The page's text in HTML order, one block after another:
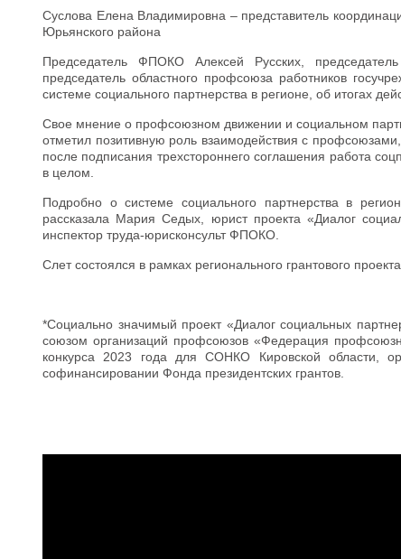
Суслова Елена Владимировна – представитель
Юрьянского района
Председатель ФПОКО Алексей Русских,
председатель областного профсоюза работников
системе социального партнерства в регионе, об итогах
Свое мнение о профсоюзном движении и социальном
отметил позитивную роль взаимодействия с
после подписания трехстороннего соглашения работа
в целом.
Подробно о системе социального партнерства в
рассказала Мария Седых, юрист проекта «Диалог
инспектор труда-юрисконсульт ФПОКО.
Слет состоялся в рамках регионального грантового
*Социально значимый проект «Диалог социальных
союзом организаций профсоюзов «Федерация
конкурса 2023 года для СОНКО Кировской области,
софинансировании Фонда президентских грантов.